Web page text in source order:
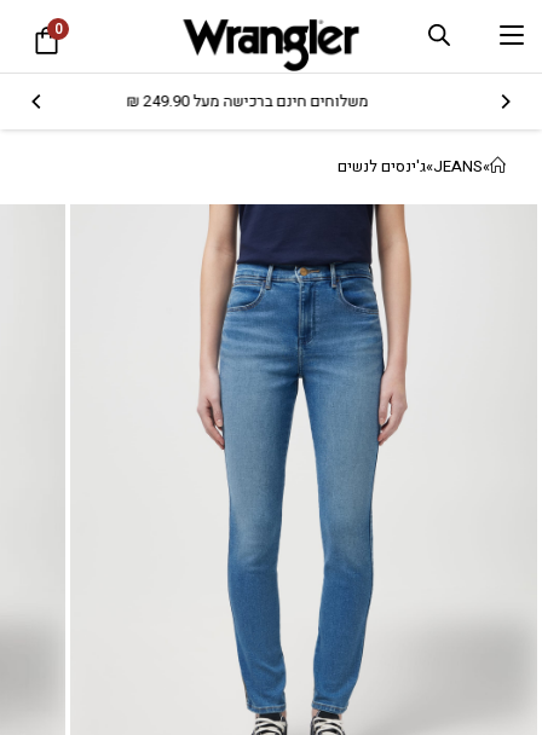
0
משלוחים חינם ברכישה מעל 249.90 ₪
»
JEANS
»ג'ינסים לנשים